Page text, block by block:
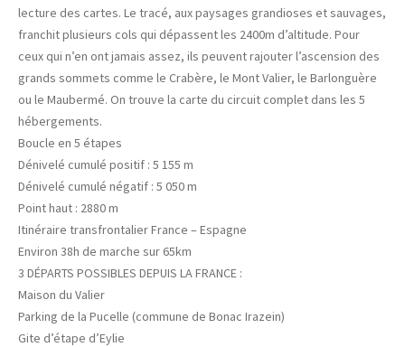
lecture des cartes. Le tracé, aux paysages grandioses et sauvages,
franchit plusieurs cols qui dépassent les 2400m d’altitude. Pour
ceux qui n’en ont jamais assez, ils peuvent rajouter l’ascension des
grands sommets comme le Crabère, le Mont Valier, le Barlonguère
ou le Maubermé. On trouve la carte du circuit complet dans les 5
hébergements.
Boucle en 5 étapes
Dénivelé cumulé positif : 5 155 m
Dénivelé cumulé négatif : 5 050 m
Point haut : 2880 m
Itinéraire transfrontalier France – Espagne
Environ 38h de marche sur 65km
3 DÉPARTS POSSIBLES DEPUIS LA FRANCE :
Maison du Valier
Parking de la Pucelle (commune de Bonac Irazein)
Gite d’étape d’Eylie